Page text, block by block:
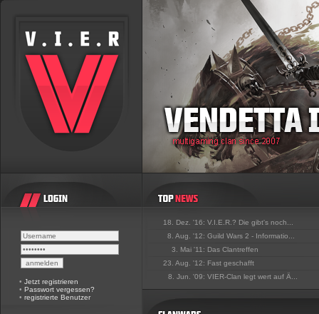
• Jetzt registrieren
• Passwort vergessen?
• registrierte Benutzer
18. Dez. '16: V.I.E.R.? Die gibt's noch...
8. Aug. '12: Guild Wars 2 - Informatio...
3. Mai '11: Das Clantreffen
23. Aug. '12: Fast geschafft
8. Jun. '09: VIER-Clan legt wert auf Ä...